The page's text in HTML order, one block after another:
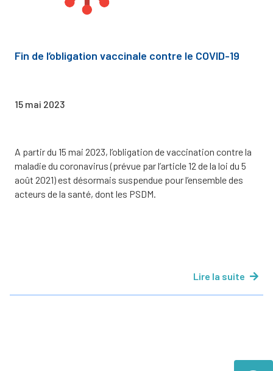
Fin de l’obligation vaccinale contre le COVID-19
15 mai 2023
A partir du 15 mai 2023, l’obligation de vaccination contre la
maladie du coronavirus (prévue par l’article 12 de la loi du 5
août 2021) est désormais suspendue pour l’ensemble des
acteurs de la santé, dont les PSDM.
Lire la suite